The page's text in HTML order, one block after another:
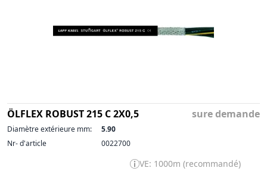
ÖLFLEX ROBUST 215 C 2X0,5 sure demande
Diamètre extérieure mm:
5.90
Nr- d'article
0022700
VE: 1000m (recommandé)